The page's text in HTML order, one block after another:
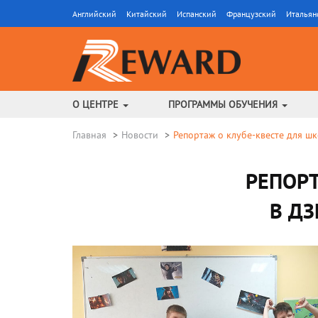
Английский Китайский Испанский Французский
О ЦЕНТРЕ ПРОГРАММЫ ОБУЧЕНИЯ
Главная Новости Репортаж о клубе-квесте для
В